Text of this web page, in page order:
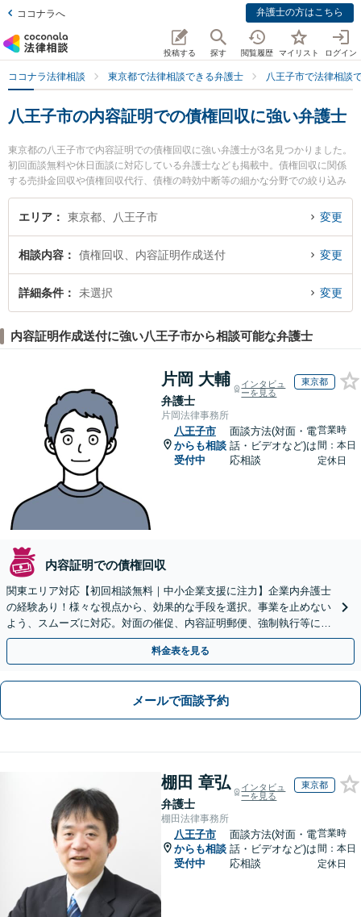
ココナラへ 弁護士の方はこちら
投稿する 探す 閲覧履歴 マイリスト ログイン
ココナラ法律相談 東京都で法律相談できる弁護士 八王子市で法律相談
八王子市の内容証明での債権回収に強い弁護士
東京都の八王子市で内容証明での債権回収に強い弁護士が3名見つかりました。
初回面談無料や休日面談に対応している弁護士なども掲載中。債権回収に関係
する売掛金回収や債権回収代行、債権の時効中断等の細かな分野での絞り込み
検索もでき便利です。特にしらと総合法律事務所 八王子オフィスの四元 総司弁
護士や弁護士法人木村雅一法律特許事務所の藤本 真一弁護士、TAM法律事務所
今すぐに弁護士に相談したい』『内容証明での債権回収のトラブル解決の実績
豊富な近くの弁護士を検索したい』『初回相談無料で内容証明での債権回収を
法律相談できる八王子市内の弁護士に相談予約したい』などでお困りの相談者
エリア 東京都、八王子市 変更
相談内容 債権回収、内容証明作成送付 変更
詳細条件 未選択 変更
内容証明作成送付に強い八王子市から相談可能な弁護士
片岡 大輔
弁護士
インタビュ
ーを見る
東京都
片岡法律事務所
八王子市
からも相談
受付中
面談方法(対面・電
話・ビデオなど)は
応相談
営業時
間：本日
定休日
内容証明での債権回収
関東エリア対応【初回相談無料｜中小企業支援に注力】企業内弁護士
の経験あり！様々な視点から、効果的な手段を選択。事業を止めない
よう、スムーズに対応。対面の催促、内容証明郵便、強制執行等に精
通。お困りの方はすぐにご相談を【オンライン面談◎】
料金表を見る
メールで面談予約
棚田 章弘
弁護士
インタビュ
ーを見る
東京都
棚田法律事務所
八王子市
からも相談
受付中
面談方法(対面・電
話・ビデオなど)は
応相談
営業時
間：本日
定休日